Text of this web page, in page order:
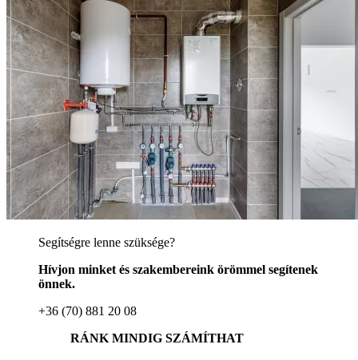
Segítségre lenne szüksége?
Hívjon minket és szakembereink örömmel segítenek
önnek.
+36 (70) 881 20 08
RÁNK MINDIG SZÁMÍTHAT